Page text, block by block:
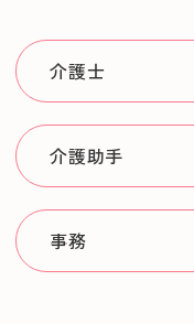
介護士
介護助手
事務